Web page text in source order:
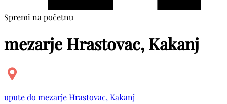
Spremi na početnu
mezarje Hrastovac, Kakanj
upute do mezarje Hrastovac, Kakanj